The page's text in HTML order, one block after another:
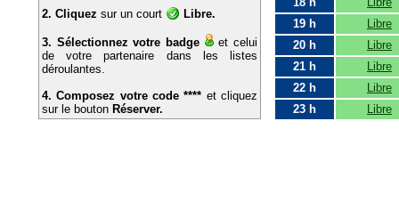
2. Cliquez sur un court Libre.
3. Sélectionnez votre badge
et celui
de votre partenaire dans les listes
déroulantes.
4. Composez votre code **** et cliquez
sur le bouton Réserver.
19 h
Libre
20 h
Libre
21 h
Libre
22 h
Libre
23 h
Libre